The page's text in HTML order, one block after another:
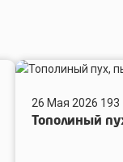
Тополиный
пыль26 Мая 2026 193
Тополиный